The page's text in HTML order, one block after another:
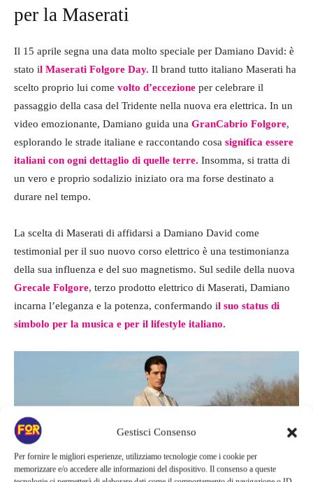
Gestisci Consenso
Per fornire le migliori esperienze, utilizziamo tecnologie come i cookie per
memorizzare e/o accedere alle informazioni del dispositivo. Il consenso a queste
per la Maserati
Il 15 aprile segna una data molto speciale per Damiano David: è
stato il Maserati Folgore Day. Il brand tutto italiano Maserati ha
scelto proprio lui come volto d’eccezione per celebrare il
passaggio della casa del Tridente nella nuova era elettrica. In un
video emozionante, Damiano guida una GranCabrio Folgore,
esplorando le strade italiane e raccontando cosa significa essere
italiani con ogni dettaglio di quelle terre. Insomma, si tratta di
un vero e proprio sodalizio iniziato ora ma forse destinato a
durare nel tempo.
La scelta di Maserati di affidarsi a Damiano David come
testimonial per il suo nuovo corso elettrico è una testimonianza
della sua influenza e del suo magnetismo. Sul sedile della nuova
Grecale Folgore, terzo prodotto elettrico di Maserati, Damiano
incarna l’eleganza e la potenza, confermando il suo status di
simbolo per la musica e per il lifestyle italiano.